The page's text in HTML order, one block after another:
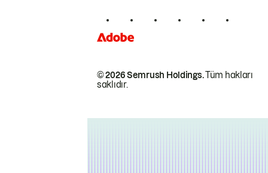
© 2026 Semrush Holdings.Tüm hakları
saklıdır.